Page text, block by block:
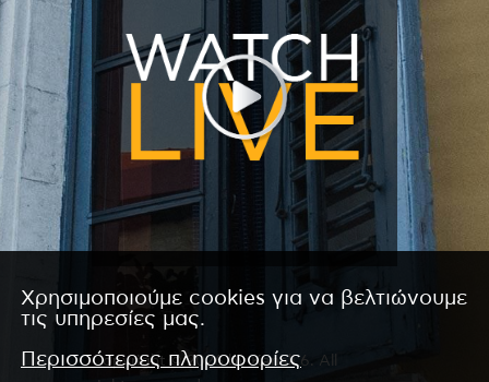
Copyright © 2026 by Kanali 6. All
Χρησιμοποιούμε cookies για να βελτιώνουμε
τις υπηρεσίες μας.
Περισσότερες πληροφορίες